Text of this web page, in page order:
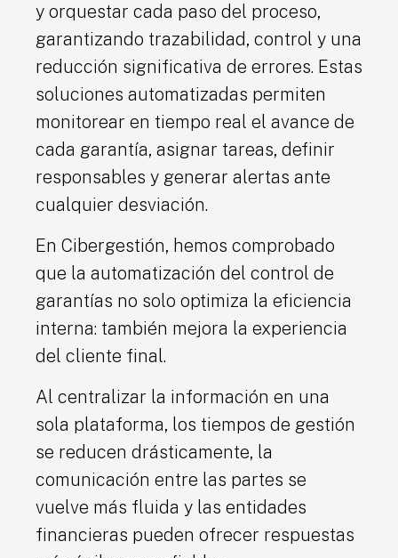
y orquestar cada paso del proceso,
garantizando trazabilidad, control y una
reducción significativa de errores. Estas
soluciones automatizadas permiten
monitorear en tiempo real el avance de
cada garantía, asignar tareas, definir
responsables y generar alertas ante
cualquier desviación.
En Cibergestión, hemos comprobado
que la automatización del control de
garantías no solo optimiza la eficiencia
interna: también mejora la experiencia
del cliente final.
Al centralizar la información en una
sola plataforma, los tiempos de gestión
se reducen drásticamente, la
comunicación entre las partes se
vuelve más fluida y las entidades
financieras pueden ofrecer respuestas